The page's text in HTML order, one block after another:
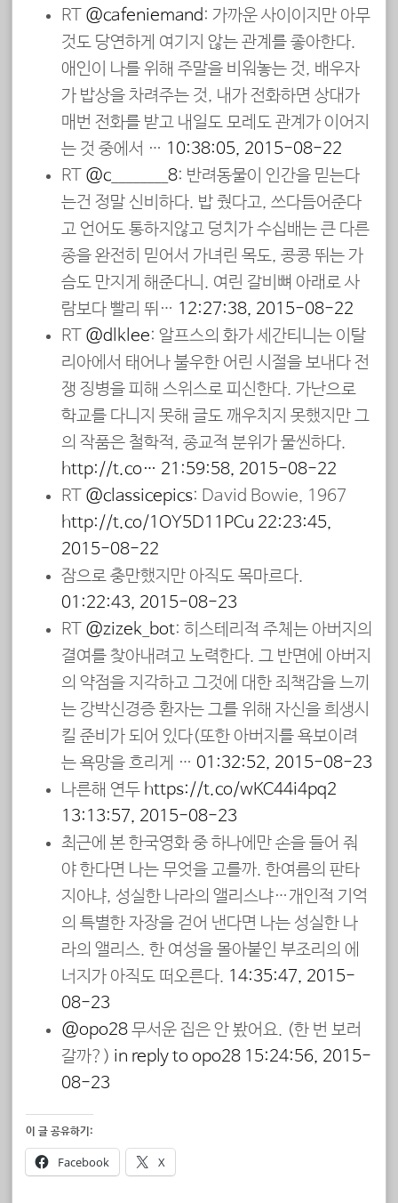
RT @cafeniemand: 가까운 사이이지만 아무
것도 당연하게 여기지 않는 관계를 좋아한다.
애인이 나를 위해 주말을 비워놓는 것, 배우자
가 밥상을 차려주는 것, 내가 전화하면 상대가
매번 전화를 받고 내일도 모레도 관계가 이어지
는 것 중에서 … 10:38:05, 2015-08-22
RT @c________8: 반려동물이 인간을 믿는다
는건 정말 신비하다. 밥 줬다고, 쓰다듬어준다
고 언어도 통하지않고 덩치가 수십배는 큰 다른
종을 완전히 믿어서 가녀린 목도, 콩콩 뛰는 가
슴도 만지게 해준다니. 여린 갈비뼈 아래로 사
람보다 빨리 뛰… 12:27:38, 2015-08-22
RT @dlklee: 알프스의 화가 세간티니는 이탈
리아에서 태어나 불우한 어린 시절을 보내다 전
쟁 징병을 피해 스위스로 피신한다. 가난으로
학교를 다니지 못해 글도 깨우치지 못했지만 그
의 작품은 철학적, 종교적 분위가 물씬하다.
http://t.co… 21:59:58, 2015-08-22
RT @classicepics: David Bowie, 1967
http://t.co/1OY5D11PCu 22:23:45,
2015-08-22
잠으로 충만했지만 아직도 목마르다.
01:22:43, 2015-08-23
RT @zizek_bot: 히스테리적 주체는 아버지의
결여를 찾아내려고 노력한다. 그 반면에 아버지
의 약점을 지각하고 그것에 대한 죄책감을 느끼
는 강박신경증 환자는 그를 위해 자신을 희생시
킬 준비가 되어 있다(또한 아버지를 욕보이려
는 욕망을 흐리게 … 01:32:52, 2015-08-23
나른해 연두 https://t.co/wKC44i4pq2
13:13:57, 2015-08-23
최근에 본 한국영화 중 하나에만 손을 들어 줘
야 한다면 나는 무엇을 고를까. 한여름의 판타
지아냐, 성실한 나라의 앨리스냐…개인적 기억
의 특별한 자장을 걷어 낸다면 나는 성실한 나
라의 앨리스. 한 여성을 몰아붙인 부조리의 에
너지가 아직도 떠오른다. 14:35:47, 2015-
08-23
@opo28무서운 집은 안 봤어요. (한 번 보러
갈까?) in reply to opo28 15:24:56, 2015-
08-23
이 글 공유하기:
Facebook X